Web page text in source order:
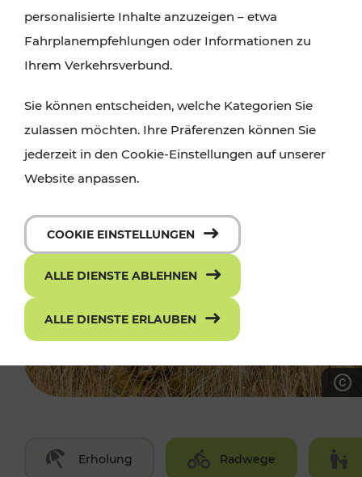
Erholung Radwege
personalisierte Inhalte anzuzeigen – etwa
Fahrplanempfehlungen oder Informationen zu
Ihrem Verkehrsverbund.
Sie können entscheiden, welche Kategorien Sie
zulassen möchten. Ihre Präferenzen können Sie
jederzeit in den Cookie-Einstellungen auf unserer
Website anpassen.
COOKIE EINSTELLUNGEN
ALLE DIENSTE ABLEHNEN
ALLE DIENSTE ERLAUBEN